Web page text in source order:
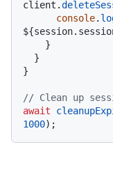
client.
console.
}
// Clean up
await
1000